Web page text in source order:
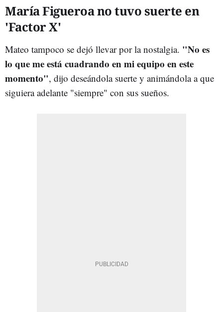
María Figueroa no tuvo suerte en
'Factor X'
Mateo tampoco se dejó llevar por la nostalgia. "No es
lo que me está cuadrando en mi equipo en este
momento", dijo deseándola suerte y animándola a que
siguiera adelante "siempre" con sus sueños.